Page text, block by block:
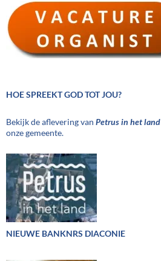
HOE SPREEKT GOD TOT JOU?
Bekijk de aflevering van Petrus in het land
onze gemeente.
NIEUWE BANKNRS DIACONIE